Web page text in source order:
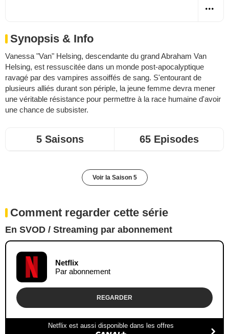
Synopsis & Info
Vanessa "Van" Helsing, descendante du grand Abraham Van
Helsing, est ressuscitée dans un monde post-apocalyptique
ravagé par des vampires assoiffés de sang. S'entourant de
plusieurs alliés durant son périple, la jeune femme devra mener
une véritable résistance pour permettre à la race humaine d'avoir
une chance de subsister.
5 Saisons 65 Episodes
Voir la Saison 5
Comment regarder cette série
En SVOD / Streaming par abonnement
Netflix
Par abonnement
REGARDER
Netflix est aussi disponible dans les offres